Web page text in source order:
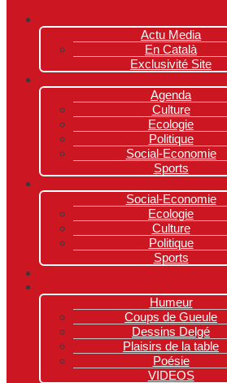
Actu Media
En Català
Exclusivité Site
Agenda
Culture
Ecologie
Politique
Social-Economie
Sports
Social-Economie
Ecologie
Culture
Politique
Sports
Humeur
Coups de Gueule
Dessins Delgé
Plaisirs de la table
Poésie
VIDEOS